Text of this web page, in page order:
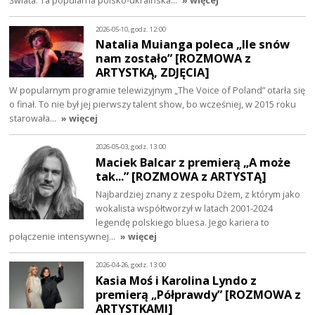
2026-05-10, godz. 12:00
Natalia Muianga poleca „Ile snów
nam zostało” [ROZMOWA z
ARTYSTKĄ, ZDJĘCIA]
W popularnym programie telewizyjnym „The Voice of Poland” otarła się
o finał. To nie był jej pierwszy talent show, bo wcześniej, w 2015 roku
starowała… » więcej
2026-05-03, godz. 13:00
Maciek Balcar z premierą „A może
tak...” [ROZMOWA z ARTYSTĄ]
Najbardziej znany z zespołu Dżem, z którym jako
wokalista współtworzył w latach 2001-2024
legendę polskiego bluesa. Jego kariera to
połączenie intensywnej… » więcej
2026-04-26, godz. 13:00
Kasia Moś i Karolina Lyndo z
premierą „Półprawdy” [ROZMOWA z
ARTYSTKAMI]